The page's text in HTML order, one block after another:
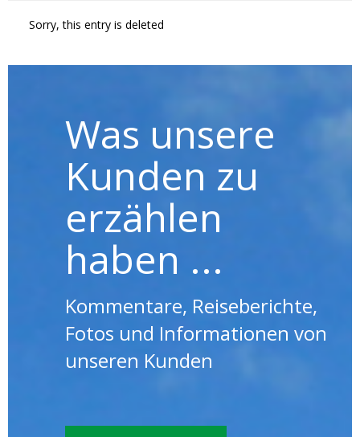
Sorry, this entry is deleted
Was unsere
Kunden zu
erzählen
haben ...
Kommentare, Reiseberichte,
Fotos und Informationen von
unseren Kunden